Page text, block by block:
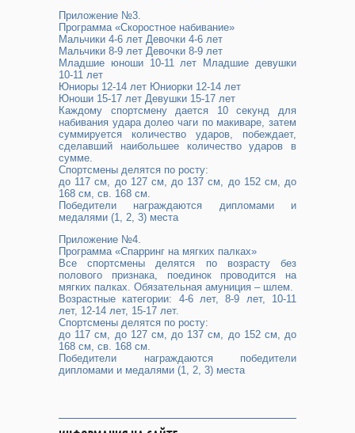
Приложение №3.
Программа «Скоростное набивание»
Мальчики 4-6 лет Девочки 4-6 лет
Мальчики 8-9 лет Девочки 8-9 лет
Младшие юноши 10-11 лет Младшие девушки
10-11 лет
Юниоры 12-14 лет Юниорки 12-14 лет
Юноши 15-17 лет Девушки 15-17 лет
Каждому спортсмену дается 10 секунд для
набивания удара долео чаги по макиваре, затем
суммируется количество ударов, побеждает,
сделавший наибольшее количество ударов в
сумме.
Спортсмены делятся по росту:
до 117 см, до 127 см, до 137 см, до 152 см, до
168 см, св. 168 см.
Победители награждаются дипломами и
медалями (1, 2, 3) места
Приложение №4.
Программа «Спарринг на мягких палках»
Все спортсмены делятся по возрасту без
полового признака, поединок проводится на
мягких палках. Обязательная амуниция – шлем.
Возрастные категории: 4-6 лет, 8-9 лет, 10-11
лет, 12-14 лет, 15-17 лет.
Спортсмены делятся по росту:
до 117 см, до 127 см, до 137 см, до 152 см, до
168 см, св. 168 см.
Победители награждаются победители
дипломами и медалями (1, 2, 3) места